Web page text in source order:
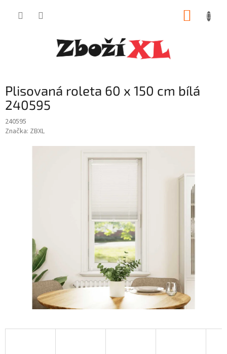
Plisovaná roleta 60 x 150 cm bílá
240595
240595
Značka: ZBXL